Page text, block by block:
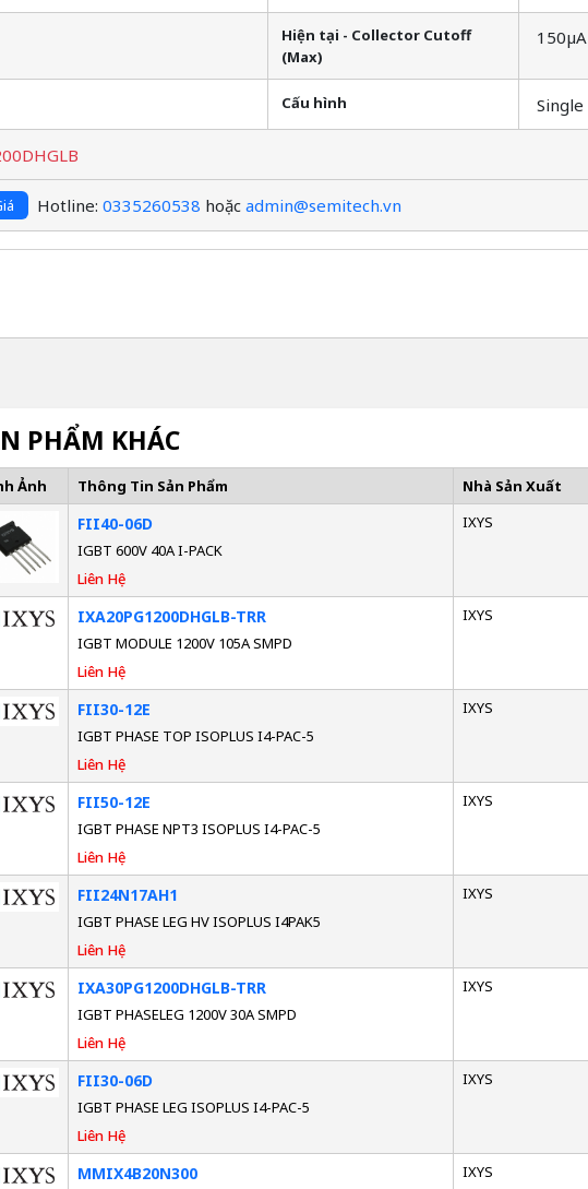
Hiện tại - Collector Cutoff
(Max)
150µA
Cấu hình Single
Hotline: 0335260538 hoặc admin@semitech.vn
PHẨM KHÁC
Ảnh Thông Tin Sản Phẩm Nhà Sản Xuất
FII40-06D
IGBT 600V 40A I-PACK
Liên Hệ
IXYS
IXA20PG1200DHGLB-TRR
IGBT MODULE 1200V 105A SMPD
Liên Hệ
IXYS
FII30-12E
IGBT PHASE TOP ISOPLUS I4-PAC-5
Liên Hệ
IXYS
FII50-12E
IGBT PHASE NPT3 ISOPLUS I4-PAC-5
Liên Hệ
IXYS
FII24N17AH1
IGBT PHASE LEG HV ISOPLUS I4PAK5
Liên Hệ
IXYS
IXA30PG1200DHGLB-TRR
IGBT PHASELEG 1200V 30A SMPD
Liên Hệ
IXYS
FII30-06D
IGBT PHASE LEG ISOPLUS I4-PAC-5
Liên Hệ
IXYS
MMIX4B20N300 IXYS